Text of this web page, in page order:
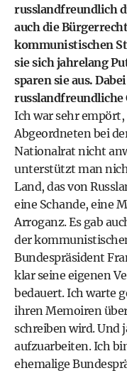
russlandfreundlich
auch die
kommunistischen
sie sich jahrelang
sparen sie aus.
russlandfreundliche
Ich war sehr empört,
Abgeordneten bei
Nationalrat nicht
unterstützt man
Land, das von
eine Schande, eine
Arroganz. Es gab
der
Bundespräsident
klar seine eigenen
bedauert. Ich warte
ihren Memoiren
schreiben wird. Und
aufzuarbeiten. Ich
ehemalige